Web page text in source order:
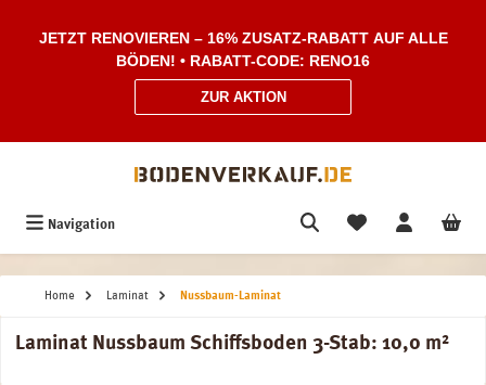
JETZT RENOVIEREN – 16% ZUSATZ-RABATT AUF ALLE
BÖDEN! • RABATT-CODE: RENO16
ZUR AKTION
Navigation
Home Laminat Nussbaum-Laminat
Laminat Nussbaum Schiffsboden 3-Stab: 10,0 m²